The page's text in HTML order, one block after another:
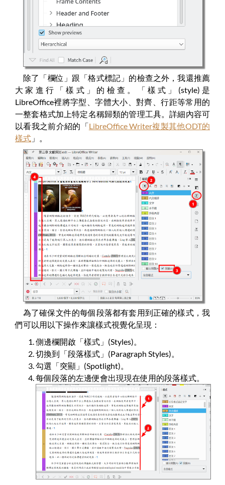
除了「欄位」跟「格式標記」的檢查之外，我還推薦
大家進行「樣式」的檢查。「樣式」(style)是
LibreOffice裡將字型、字體大小、對齊、行距等常用的
一整套格式加上特定名稱歸類的管理工具。詳細內容可
以看我之前介紹的「LibreOffice Writer複製其他ODT的
樣式 」。
為了確保文件的每個段落都有套用到正確的樣式，我
們可以用以下操作來讓樣式視覺化呈現：
側邊欄開啟「樣式」(Styles)。
切換到「段落樣式」(Paragraph Styles)。
勾選「突顯」(Spotlight)。
每個段落的左邊便會出現現在使用的段落樣式。